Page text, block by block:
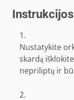
Instrukcijos
Nustatykite
skardą
nepriliptų ir